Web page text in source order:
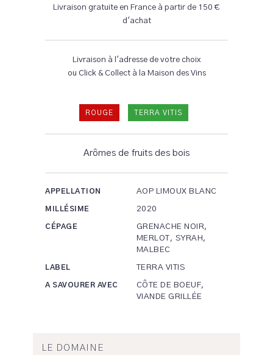
Livraison gratuite en France à partir de 150 €
d'achat
Livraison à l'adresse de votre choix
ou Click & Collect à la Maison des Vins
ROUGE TERRA VITIS
Arômes de fruits des bois
APPELLATION AOP LIMOUX BLANC
MILLÉSIME 2020
CÉPAGE
GRENACHE NOIR,
MERLOT, SYRAH,
MALBEC
LABEL TERRA VITIS
A SAVOURER AVEC
CÔTE DE BOEUF,
VIANDE GRILLÉE
LE DOMAINE